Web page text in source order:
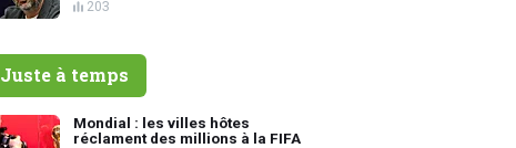
203
Juste à temps
Mondial : les villes hôtes
réclament des millions à la FIFA